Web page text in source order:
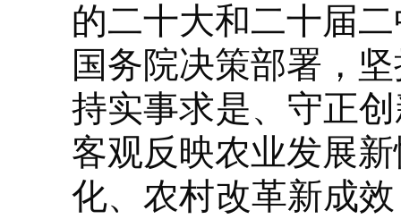
的二十大和二十届
国务院决策部署，
持实事求是、守正
客观反映农业发展
化、农村改革新成